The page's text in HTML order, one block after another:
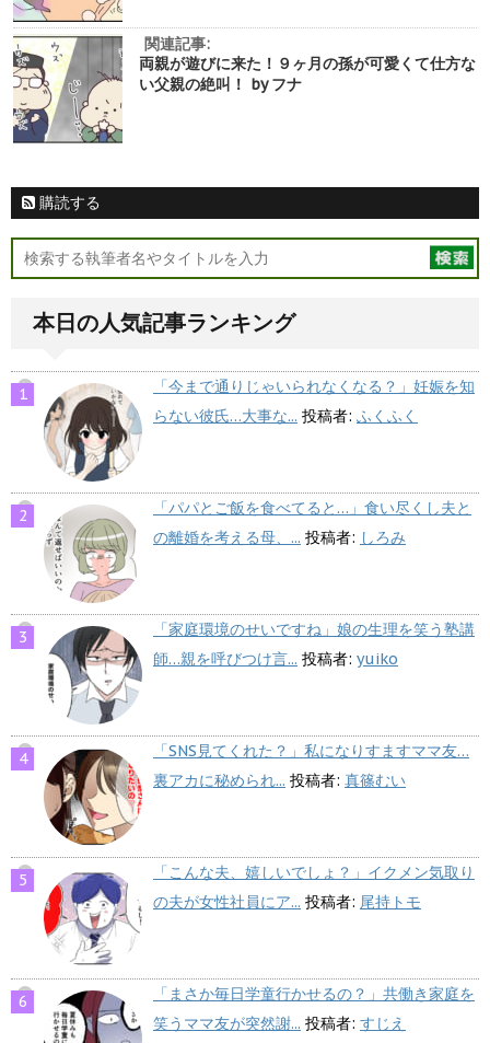
関連記事:
両親が遊びに来た！９ヶ月の孫が可愛くて仕方な
い父親の絶叫！ by フナ
購読する
本日の人気記事ランキング
「今まで通りじゃいられなくなる？」妊娠を知
らない彼氏…大事な... 投稿者: ふくふく
「パパとご飯を食べてると…」食い尽くし夫と
の離婚を考える母、... 投稿者: しろみ
「家庭環境のせいですね」娘の生理を笑う塾講
師…親を呼びつけ言... 投稿者: yuiko
「SNS見てくれた？」私になりすますママ友…
裏アカに秘められ... 投稿者: 真篠むい
「こんな夫、嬉しいでしょ？」イクメン気取り
の夫が女性社員にア... 投稿者: 尾持トモ
「まさか毎日学童行かせるの？」共働き家庭を
笑うママ友が突然謝... 投稿者: すじえ